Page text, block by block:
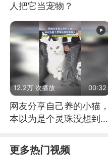
人把它当宠物？
12.2万 次播放 00:32
网友分享自己养的小猫，
本以为是个灵珠没想到是
更多热门视频